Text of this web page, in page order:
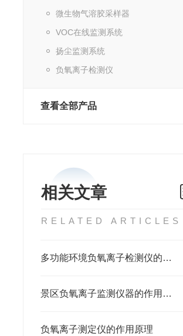
微生物气溶胶采样器
VOC在线监测系统
扬尘监测系统
负氧离子检测仪
查看全部产品
相关文章
RELATED ARTICLES
多功能环境负氧离子检测仪的工作原理
景区负氧离子监测仪器的作用与重要性
负氧离子测定仪的作用原理